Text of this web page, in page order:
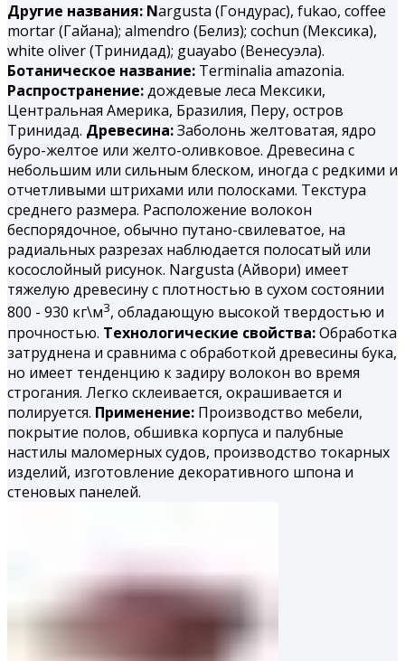
Другие названия: Nargusta (Гондурас), fukao, coffee
mortar (Гайана); almendro (Белиз); cochun (Мексика),
white oliver (Тринидад); guayabo (Венесуэла).
Ботаническое название: Terminalia amazonia.
Распространение:дождевые леса Мексики,
Центральная Америка, Бразилия, Перу, остров
Тринидад. Древесина:Заболонь желтоватая, ядро
буро-желтое или желто-оливковое. Древесина с
небольшим или сильным блеском, иногда с редкими и
отчетливыми штрихами или полосками. Текстура
среднего размера. Расположение волокон
беспорядочное, обычно путано-свилеватое, на
радиальных разрезах наблюдается полосатый или
косослойный рисунок. Nargusta (Айвори) имеет
тяжелую древесину с плотностью в сухом состоянии
800 - 930 кг\м3, обладающую высокой твердостью и
прочностью. Технологические свойства:Обработка
затруднена и сравнима с обработкой древесины бука,
но имеет тенденцию к задиру волокон во время
строгания. Легко склеивается, окрашивается и
полируется. Применение: Производство мебели,
покрытие полов, обшивка корпуса и палубные
настилы маломерных судов, производство токарных
изделий, изготовление декоративного шпона и
стеновых панелей.